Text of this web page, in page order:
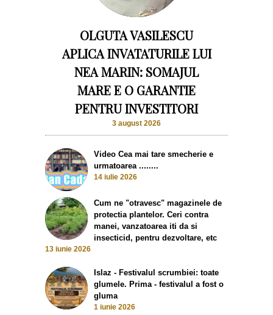
OLGUTA VASILESCU
APLICA INVATATURILE LUI
NEA MARIN: SOMAJUL
MARE E O GARANTIE
PENTRU INVESTITORI
3 august 2026
Video Cea mai tare smecherie e
urmatoarea ........
14 iulie 2026
Cum ne "otravesc" magazinele de
protectia plantelor. Ceri contra
manei, vanzatoarea iti da si
insecticid, pentru dezvoltare, etc
13 iunie 2026
Islaz - Festivalul scrumbiei: toate
glumele. Prima - festivalul a fost o
gluma
1 iunie 2026